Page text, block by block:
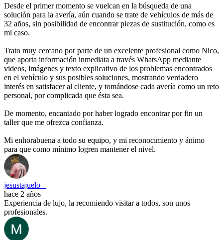
Desde el primer momento se vuelcan en la búsqueda de una
solución para la avería, aún cuando se trate de vehículos de más de
32 años, sin posibilidad de encontrar piezas de sustitución, como es
mi caso.
Trato muy cercano por parte de un excelente profesional como Nico,
que aporta información inmediata a través WhatsApp mediante
videos, imágenes y texto explicativo de los problemas encontrados
en el vehículo y sus posibles soluciones, mostrando verdadero
interés en satisfacer al cliente, y tomándose cada avería como un reto
personal, por complicada que ésta sea.
De momento, encantado por haber logrado encontrar por fin un
taller que me ofrezca confianza.
Mi enhorabuena a todo su equipo, y mi reconocimiento y ánimo
para que como mínimo logren mantener el nivel.
jesustajuelo _
hace 2 años
Experiencia de lujo, la recomiendo visitar a todos, son unos
profesionales.